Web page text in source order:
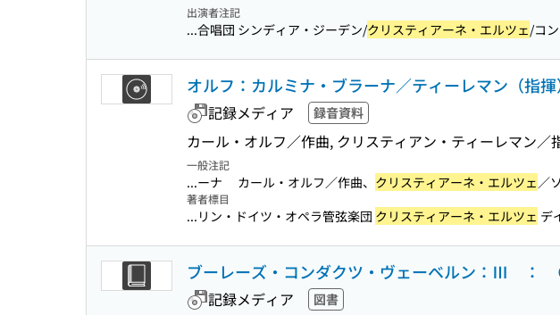
出演者注記
...合唱団 シンディア・ジーデン/クリスティアーネ・エルツェ/コ
オルフ：カルミナ・ブラーナ／ティーレマン（指
記録メディア 録音資料
カール・オルフ／作曲, クリスティアン・ティーレマン
一般注記
...ーナ カール・オルフ／作曲、 クリスティアーネ・エルツェ／
著者標目
...リン・ドイツ・オペラ管弦楽団 クリスティアーネ・エルツェ デ
ブーレーズ・コンダクツ・ヴェーベルン：Ⅲ ：
記録メディア 図書